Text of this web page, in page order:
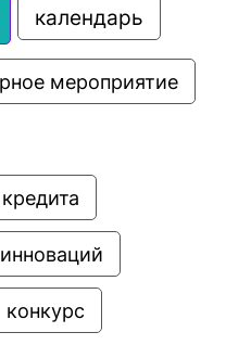
календарь
мероприятие
конкурс